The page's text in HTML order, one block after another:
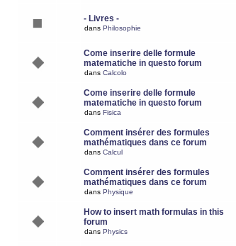
- Livres -
dans Philosophie
Come inserire delle formule
matematiche in questo forum
dans Calcolo
Come inserire delle formule
matematiche in questo forum
dans Fisica
Comment insérer des formules
mathématiques dans ce forum
dans Calcul
Comment insérer des formules
mathématiques dans ce forum
dans Physique
How to insert math formulas in this
forum
dans Physics